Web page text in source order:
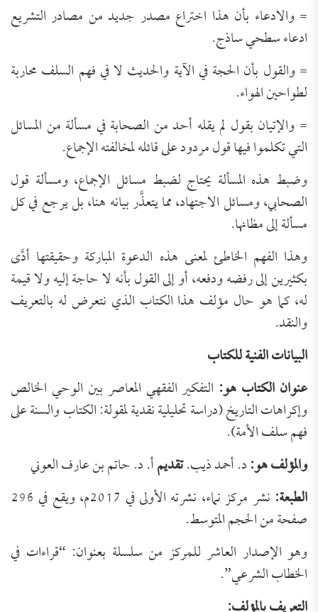
= والادعاء بأن هذا اختراع مصدر جديد من مصادر التشريع
ادعاء سطحي ساذج.
= والقول بأن الحجة في الآية والحديث لا في فهم السلف محاربة
لطواحين الهواء.
= والإتيان بقول لم يقله أحد من الصحابة في مسألة من المسائل
التي تكلموا فيها قول مردود على قائله لمخالفته الإجماع.
وضبط هذه المسألة يحتاج لضبط مسائل الإجماع، ومسألة قول
الصحابي، ومسائل الاجتهاد، مما يتعذَّر بيانه هنا، بل يرجع في كل
مسألة إلى مظانها.
وهذا الفهم الخاطئ لمعنى هذه الدعوة المباركة وحقيقتها أدَّى
بكثيرين إلى رفضه ودفعه، أو إلى القول بأنه لا حاجة إليه ولا قيمة
له، كما هو حال مؤلف هذا الكتاب الذي نتعرض له بالتعريف
والنقد.
البيانات الفنية للكتاب
عنوان الكتاب هو: التفكير الفقهي المعاصر بين الوحي الخالص
وإكراهات التاريخ (دراسة تحليلية نقدية لمقولة: الكتاب والسنة على
فهم سلف الأمة).
والمؤلف هو:د. أحمد ذيب.تقديمأ. د. حاتم بن عارف العوني
الطبعة:
نشر مركز نماء، نشرته الأولى في 2017م، ويقع في 296
صفحة من الحجم المتوسط.
وهو الإصدار العاشر للمركز من سلسلة بعنوان: “قراءات في
الخطاب الشرعي”.